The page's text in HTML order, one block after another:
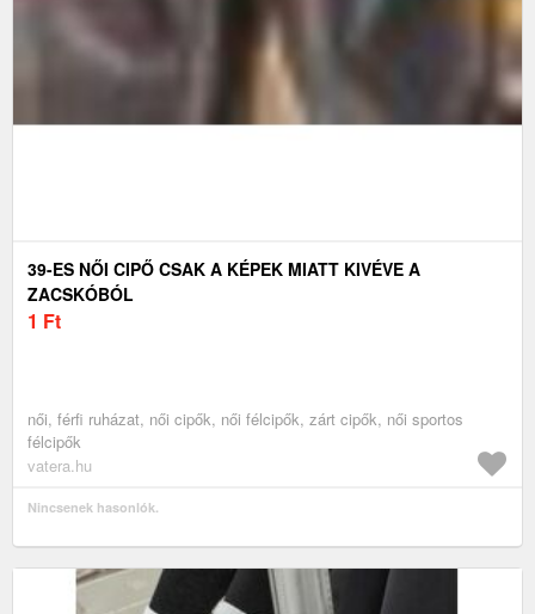
39-ES NŐI CIPŐ CSAK A KÉPEK MIATT KIVÉVE A
ZACSKÓBÓL
1 Ft
női, férfi ruházat, női cipők, női félcipők, zárt cipők, női sportos
félcipők
vatera.hu
Nincsenek hasonlók.